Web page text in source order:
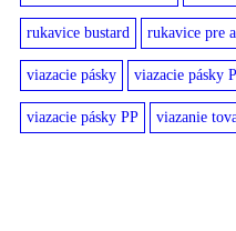
rukavice bustard rukavice pre
viazacie pásky viazacie pásky
viazacie pásky PP viazanie